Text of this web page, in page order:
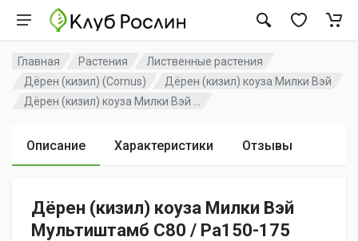
Главная Растения
Лиственные растения
Дёрен (кизил) (Cornus)
Дёрен (кизил) коуза Милки Вэй
Дёрен (кизил) коуза Милки Вэй ...
Описание Характеристики Отзывы
Дёрен (кизил) коуза Милки Вэй
Мультиштамб C80 / Pa150-175